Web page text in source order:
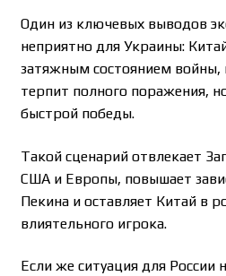
Один из ключевых выводов
неприятно для Украины:
затяжным состоянием войны,
терпит полного поражения,
быстрой победы.
Такой сценарий отвлекает
США и Европы, повышает
Пекина и оставляет Китай в
влиятельного игрока.
Если же ситуация для России